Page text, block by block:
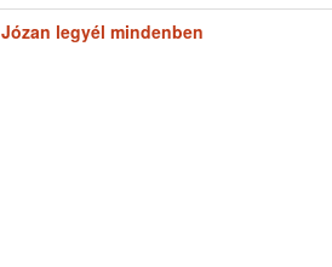
Józan legyél mindenben